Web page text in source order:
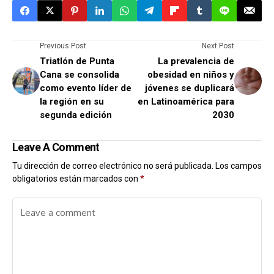
Previous Post
Triatlón de Punta
Cana se consolida
como evento líder de
la región en su
segunda edición
Next Post
La prevalencia de
obesidad en niños y
jóvenes se duplicará
en Latinoamérica para
2030
Leave A Comment
Tu dirección de correo electrónico no será publicada. Los campos
obligatorios están marcados con *